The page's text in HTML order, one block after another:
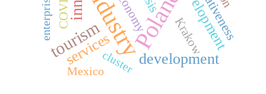
industryPoland
tourism development
services Krakow
economy
enterprise
cluster
Mexico